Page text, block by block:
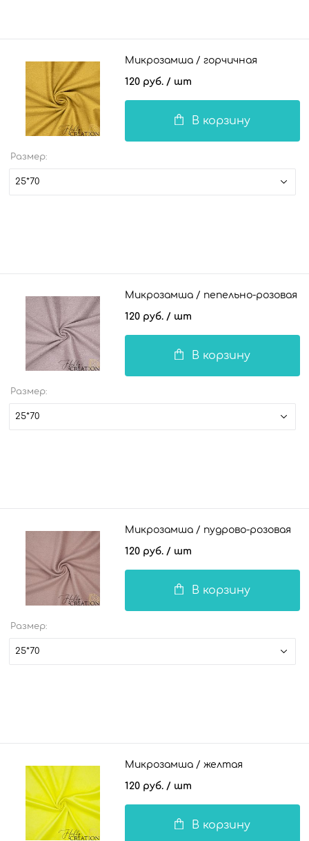
Микрозамша / горчичная
120 руб. / шт
В корзину
Размер:
25*70
Микрозамша / пепельно-розовая
120 руб. / шт
В корзину
Размер:
25*70
Микрозамша / пудрово-розовая
120 руб. / шт
В корзину
Размер:
25*70
Микрозамша / желтая
120 руб. / шт
В корзину